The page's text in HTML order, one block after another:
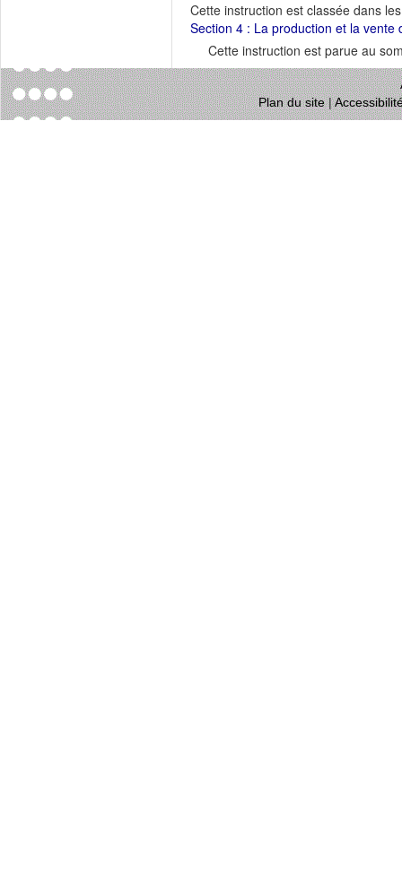
Cette instruction est classée dans
Section 4 : La production et la vente
Cette instruction est parue au
Plan du site|